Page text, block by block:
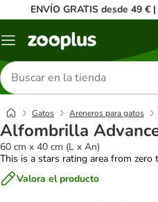
ENVÍO GRATIS desde 49 €
Menú
Buscar
productos
Gatos Areneros para gatos
Alfombrilla
60 cm x 40 cm (L x An)
This is a stars rating area from zero
Valora el producto